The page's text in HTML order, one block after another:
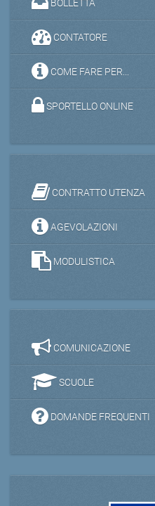
BOLLETTA
CONTATORE
COME FARE PER...
SPORTELLO ONLINE
CONTRATTO UTENZA
AGEVOLAZIONI
MODULISTICA
COMUNICAZIONE
SCUOLE
DOMANDE FREQUENTI